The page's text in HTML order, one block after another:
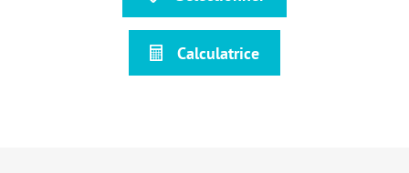
Calculatrice